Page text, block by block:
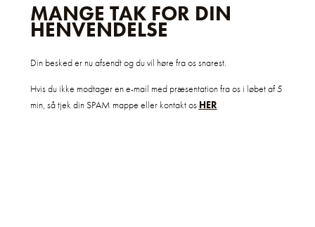
MANGE TAK FOR DIN
HENVENDELSE
Din besked er nu afsendt og du vil høre fra os snarest.
Hvis du ikke modtager en e-mail med præsentation fra os i løbet af 5
min, så tjek din SPAM mappe eller kontakt os HER